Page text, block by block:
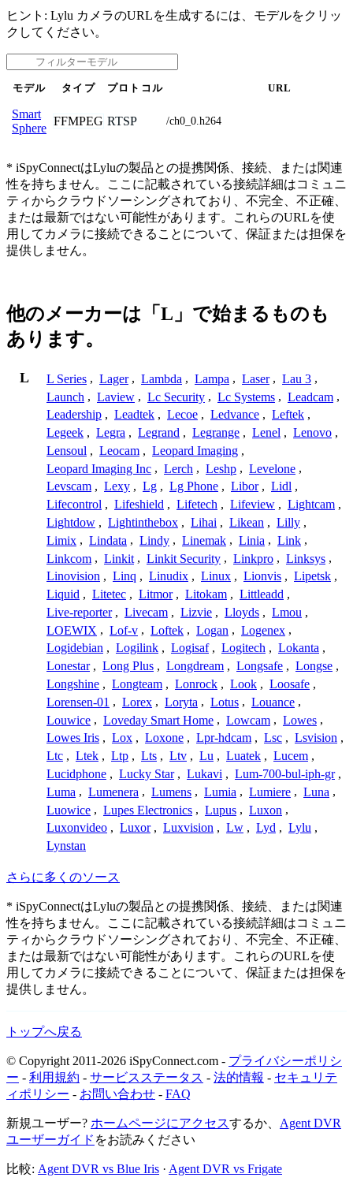
ヒント: Lylu カメラのURLを生成するには、モデルをクリッ
クしてください。
モデル タイプ プロトコル URL
Smart
Sphere
FFMPEG RTSP /ch0_0.h264
* iSpyConnectはLyluの製品との提携関係、接続、または関連
性を持ちません。ここに記載されている接続詳細はコミュニ
ティからクラウドソーシングされており、不完全、不正確、
または最新ではない可能性があります。これらのURLを使
用してカメラに接続できることについて、保証または担保を
提供しません。
他のメーカーは「L」で始まるものも
あります。
L L Series , Lager , Lambda , Lampa , Laser , Lau 3 ,
Launch , Laview , Lc Security , Lc Systems , Leadcam ,
Leadership , Leadtek , Lecoe , Ledvance , Leftek ,
Legeek , Legra , Legrand , Legrange , Lenel , Lenovo ,
Lensoul , Leocam , Leopard Imaging ,
Leopard Imaging Inc , Lerch , Leshp , Levelone ,
Levscam , Lexy , Lg , Lg Phone , Libor , Lidl ,
Lifecontrol , Lifeshield , Lifetech , Lifeview , Lightcam ,
Lightdow , Lightinthebox , Lihai , Likean , Lilly ,
Limix , Lindata , Lindy , Linemak , Linia , Link ,
Linkcom , Linkit , Linkit Security , Linkpro , Linksys ,
Linovision , Linq , Linudix , Linux , Lionvis , Lipetsk ,
Liquid , Litetec , Litmor , Litokam , Littleadd ,
Live-reporter , Livecam , Lizvie , Lloyds , Lmou ,
LOEWIX , Lof-v , Loftek , Logan , Logenex ,
Logidebian , Logilink , Logisaf , Logitech , Lokanta ,
Lonestar , Long Plus , Longdream , Longsafe , Longse ,
Longshine , Longteam , Lonrock , Look , Loosafe ,
Lorensen-01 , Lorex , Loryta , Lotus , Louance ,
Louwice , Loveday Smart Home , Lowcam , Lowes ,
Lowes Iris , Lox , Loxone , Lpr-hdcam , Lsc , Lsvision ,
Ltc , Ltek , Ltp , Lts , Ltv , Lu , Luatek , Lucem ,
Lucidphone , Lucky Star , Lukavi , Lum-700-bul-iph-gr ,
Luma , Lumenera , Lumens , Lumia , Lumiere , Luna ,
Luowice , Lupes Electronics , Lupus , Luxon ,
Luxonvideo , Luxor , Luxvision , Lw , Lyd , Lylu ,
Lynstan
さらに多くのソース
* iSpyConnectはLyluの製品との提携関係、接続、または関連
性を持ちません。ここに記載されている接続詳細はコミュニ
ティからクラウドソーシングされており、不完全、不正確、
または最新ではない可能性があります。これらのURLを使
用してカメラに接続できることについて、保証または担保を
提供しません。
トップへ戻る
© Copyright 2011-2026 iSpyConnect.com - プライバシーポリシ
ー - 利用規約 - サービスステータス - 法的情報 - セキュリテ
ィポリシー - お問い合わせ - FAQ
新規ユーザー? ホームページにアクセスするか、 Agent DVR
ユーザーガイド をお読みください
比較: Agent DVR vs Blue Iris · Agent DVR vs Frigate